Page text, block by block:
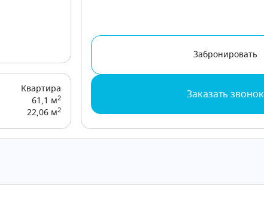
Квартира
61,1 м2
22,06 м2
Забронировать
Заказать звонок